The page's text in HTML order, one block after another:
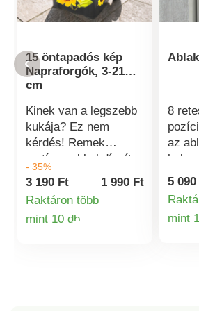
15 öntapadós kép
Napraforgók, 3-21
cm
Kinek van a legszebb
kukája? Ez nem
kérdés! Remek
motívumokkal díszítve
az Ön szemetese
azonnal kitűnik –
összetéveszthetetlen
lesz! Egyszerűen
- 35%
3 190 Ft
1 990 Ft
Raktáron több
mint 10 dbTermékinformációk
8
az
nyíló
5
mint